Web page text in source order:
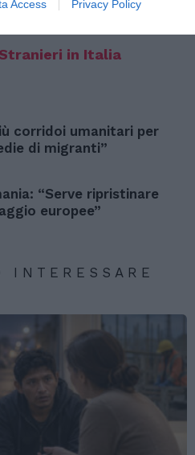
Access Privacy Policy
in Italia
corridoi umanitari per
di migranti”
“Serve ripristinare
europee”
INTERESSARE